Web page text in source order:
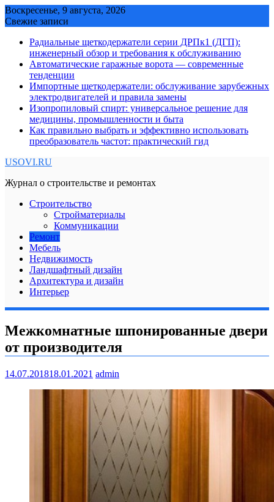
Skip
to
Воскресенье, 9 августа, 2026
Свежие записи
Радиальные щеткодержатели серии ДРПк1 (ДГП):
инженерный обзор и требования к обслуживанию
Автоматические гаражные ворота — современные
тенденции
Импортные щеткодержатели: обслуживание зарубежных
электродвигателей и правила замены
Изопропиловый спирт: универсальное решение для
медицины, промышленности и быта
Как правильно выбрать и эффективно использовать
преобразователь частот: практический гид
USOVI.RU
Журнал о строительстве и ремонтах
Строительство
Стройматериалы
Коммуникации
Ремонт
Мебель
Недвижимость
Ландшафтный дизайн
Архитектура и дизайн
Интерьер
Межкомнатные шпонированные двери
от производителя
14.07.201818.01.2021 admin